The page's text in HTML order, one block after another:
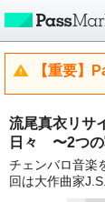
【重要】
流尾真衣リサ
日々 〜2つの
チェンバロ
回は大作曲家